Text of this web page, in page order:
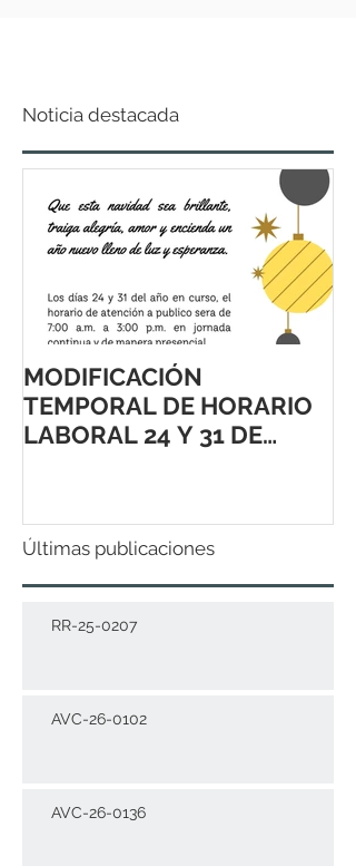
Noticia destacada
MODIFICACIÓN
TEMPORAL DE HORARIO
LABORAL 24 Y 31 DE
Últimas publicaciones
RR-25-0207
AVC-26-0102
AVC-26-0136